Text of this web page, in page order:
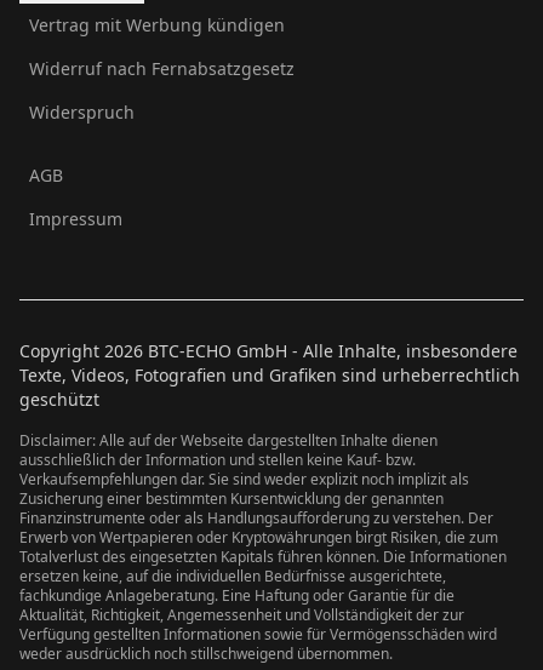
Vertrag mit Werbung kündigen
Widerruf nach Fernabsatzgesetz
Widerspruch
AGB
Impressum
Copyright 2026 BTC-ECHO GmbH - Alle Inhalte, insbesondere
Texte, Videos, Fotografien und Grafiken sind urheberrechtlich
geschützt
Disclaimer: Alle auf der Webseite dargestellten Inhalte dienen
ausschließlich der Information und stellen keine Kauf- bzw.
Verkaufsempfehlungen dar. Sie sind weder explizit noch implizit als
Zusicherung einer bestimmten Kursentwicklung der genannten
Finanzinstrumente oder als Handlungsaufforderung zu verstehen. Der
Erwerb von Wertpapieren oder Kryptowährungen birgt Risiken, die zum
Totalverlust des eingesetzten Kapitals führen können. Die Informationen
ersetzen keine, auf die individuellen Bedürfnisse ausgerichtete,
fachkundige Anlageberatung. Eine Haftung oder Garantie für die
Aktualität, Richtigkeit, Angemessenheit und Vollständigkeit der zur
Verfügung gestellten Informationen sowie für Vermögensschäden wird
weder ausdrücklich noch stillschweigend übernommen.